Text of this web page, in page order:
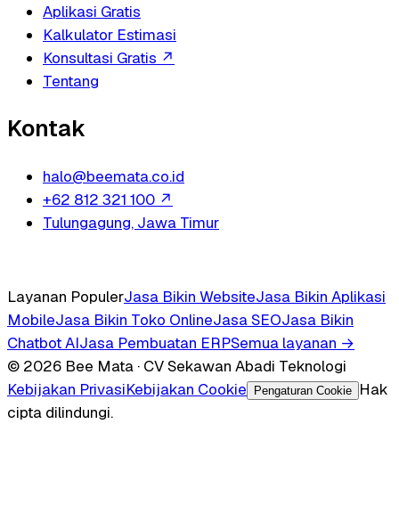
Aplikasi Gratis
Kalkulator Estimasi
Konsultasi Gratis ↗
Tentang
Kontak
halo@beemata.co.id
+62 812 321 100 ↗
Tulungagung, Jawa Timur
Layanan PopulerJasa Bikin WebsiteJasa Bikin Aplikasi
MobileJasa Bikin Toko OnlineJasa SEOJasa Bikin
Chatbot AIJasa Pembuatan ERPSemua layanan →
© 2026 Bee Mata · CV Sekawan Abadi Teknologi
Kebijakan PrivasiKebijakan Cookie Pengaturan Cookie
Hak
cipta dilindungi.